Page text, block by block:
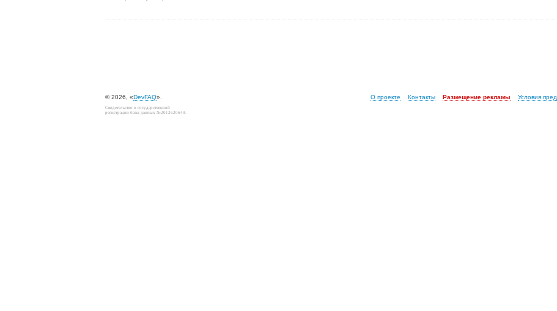
© 2026, «DevFAQ». О проекте Контакты Размещение рекламы Условия
Свидетельство о государственной
регистрации базы данных №2012620649.